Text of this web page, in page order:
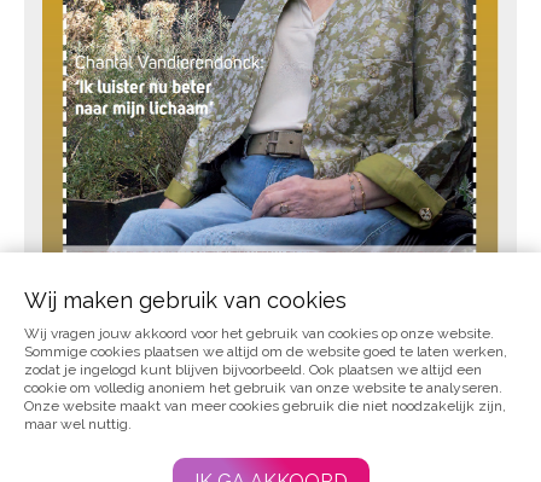
BEKIJK
Blijf op de hoogte en abonneer je hier op de maandelijkse
Wij maken gebruik van cookies
Wij vragen jouw akkoord voor het gebruik van cookies op onze website.
Sommige cookies plaatsen we altijd om de website goed te laten werken,
zodat je ingelogd kunt blijven bijvoorbeeld. Ook plaatsen we altijd een
cookie om volledig anoniem het gebruik van onze website te analyseren.
Onze website maakt van meer cookies gebruik die niet noodzakelijk zijn,
maar wel nuttig.